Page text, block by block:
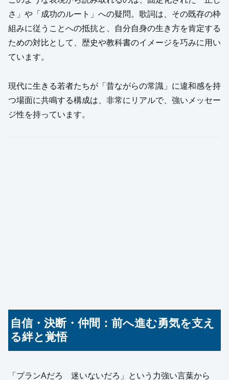
さ」や「成功のルート」への疑問。歌詞は、その既存の枠
組みに従うことへの抵抗と、自分自身の生き方を肯定する
ための対比として、歴史や教科書のイメージを巧みに用い
ています。
現代に生きる若者たちが「昔ながらの常識」に違和感を持
つ場面に共鳴する構成は、非常にリアルで、強いメッセー
ジ性を持っています。
自信・決断・仲間：前へ進む勇気を支え
る絆と覚悟
「プランAだろ 迷いないだろ」という力強い言葉から